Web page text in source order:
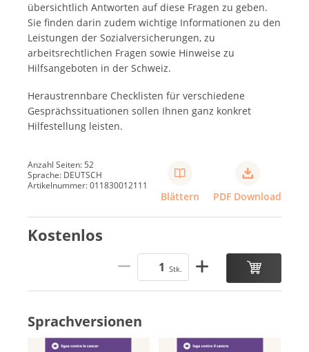
übersichtlich Antworten auf diese Fragen zu geben.
Sie finden darin zudem wichtige Informationen zu den
Leistungen der Sozialversicherungen, zu
arbeitsrechtlichen Fragen sowie Hinweise zu
Hilfsangeboten in der Schweiz.
Heraustrennbare Checklisten für verschiedene
Gesprächssituationen sollen Ihnen ganz konkret
Hilfestellung leisten.
Anzahl Seiten: 52
Sprache: DEUTSCH
Artikelnummer: 011830012111
Blättern PDF Download
Kostenlos
Stk.
Sprachversionen